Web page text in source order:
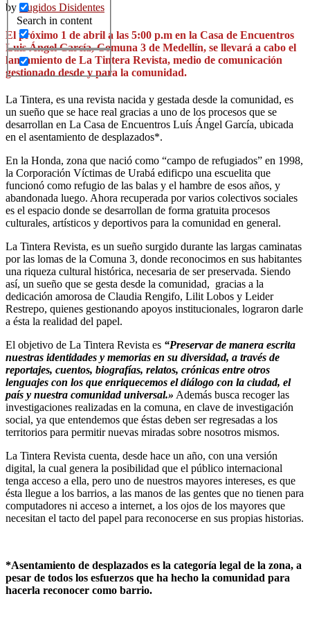
Search in content
by Rugidos Disidentes
El próximo 1 de abril a las 5:00 p.m en la Casa de Encuentros
Luis Ángel García, Comuna 3 de Medellín, se llevará a cabo el
lanzamiento de La Tintera Revista, medio de comunicación
gestionado desde y para la comunidad.
La Tintera, es una revista nacida y gestada desde la comunidad, es
un sueño que se hace real gracias a uno de los procesos que se
desarrollan en La Casa de Encuentros Luís Ángel García, ubicada
en el asentamiento de desplazados*.
En la Honda, zona que nació como “campo de refugiados” en 1998,
la Corporación Víctimas de Urabá edificpo una escuelita que
funcionó como refugio de las balas y el hambre de esos años, y
abandonada luego. Ahora recuperada por varios colectivos sociales
es el espacio donde se desarrollan de forma gratuita procesos
culturales, artísticos y deportivos para la comunidad en general.
La Tintera Revista, es un sueño surgido durante las largas caminatas
por las lomas de la Comuna 3, donde reconocimos en sus habitantes
una riqueza cultural histórica, necesaria de ser preservada. Siendo
así, un sueño que se gesta desde la comunidad, gracias a la
dedicación amorosa de Claudia Rengifo, Lilit Lobos y Leider
Restrepo, quienes gestionando apoyos institucionales, lograron darle
a ésta la realidad del papel.
El objetivo de La Tintera Revista es “Preservar de manera escrita
nuestras identidades y memorias en su diversidad, a través de
reportajes, cuentos, biografías, relatos, crónicas entre otros
lenguajes con los que enriquecemos el diálogo con la ciudad, el
país y nuestra comunidad universal.» Además busca recoger las
investigaciones realizadas en la comuna, en clave de investigación
social, ya que entendemos que éstas deben ser regresadas a los
territorios para permitir nuevas miradas sobre nosotros mismos.
La Tintera Revista cuenta, desde hace un año, con una versión
digital, la cual genera la posibilidad que el público internacional
tenga acceso a ella, pero uno de nuestros mayores intereses, es que
ésta llegue a los barrios, a las manos de las gentes que no tienen para
computadores ni acceso a internet, a los ojos de los mayores que
necesitan el tacto del papel para reconocerse en sus propias historias.
*Asentamiento de desplazados es la categoría legal de la zona, a
pesar de todos los esfuerzos que ha hecho la comunidad para
hacerla reconocer como barrio.